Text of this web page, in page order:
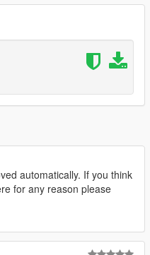
automatically. If you think
for any reason please